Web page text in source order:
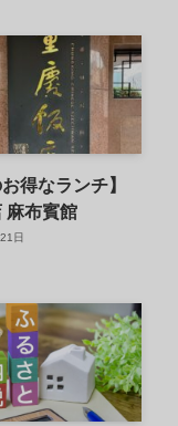
得なランチ】
麻布賓館
日